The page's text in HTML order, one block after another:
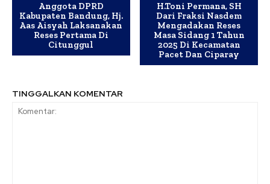
Anggota DPRD
Kabupaten Bandung, Hj.
Aas Aisyah Laksanakan
Reses Pertama Di
Citunggul
H.Toni Permana, SH
Dari Fraksi Nasdem
Mengadakan Reses
Masa Sidang 1 Tahun
2025 Di Kecamatan
Pacet Dan Ciparay
TINGGALKAN KOMENTAR